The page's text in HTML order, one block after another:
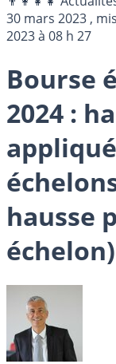
30 mars 2023 ,
2023 à 08 h 27
Bourse
2024 :
hausse
échelon)